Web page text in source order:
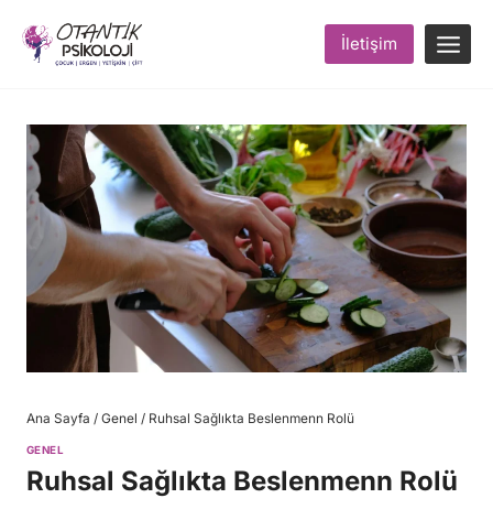
content
İletişim
Ana Sayfa / Genel / Ruhsal Sağlıkta Beslenmenn Rolü
GENEL
Ruhsal Sağlıkta Beslenmenn Rolü